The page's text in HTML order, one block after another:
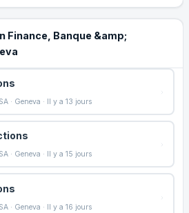
Finance, Banque &amp;
· Geneva · Il y a 13 jours
· Geneva · Il y a 15 jours
· Geneva · Il y a 16 jours